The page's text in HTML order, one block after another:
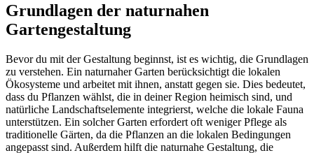
Grundlagen der naturnahen
Gartengestaltung
Bevor du mit der Gestaltung beginnst, ist es wichtig, die Grundlagen
zu verstehen. Ein naturnaher Garten berücksichtigt die lokalen
Ökosysteme und arbeitet mit ihnen, anstatt gegen sie. Dies bedeutet,
dass du Pflanzen wählst, die in deiner Region heimisch sind, und
natürliche Landschaftselemente integrierst, welche die lokale Fauna
unterstützen. Ein solcher Garten erfordert oft weniger Pflege als
traditionelle Gärten, da die Pflanzen an die lokalen Bedingungen
angepasst sind. Außerdem hilft die naturnahe Gestaltung, die